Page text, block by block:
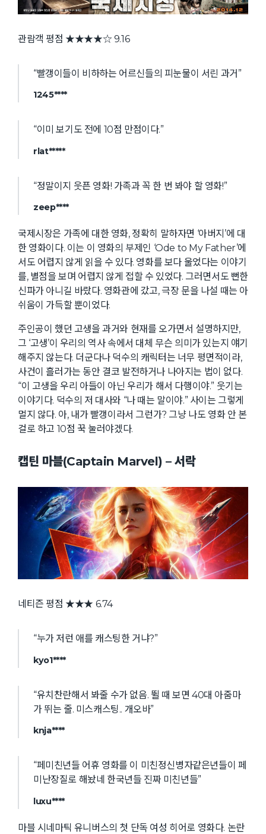
관람객 평점 ★★★★☆ 9.16
“빨갱이들이 비하하는 어르신들의 피눈물이 서린 과거”
1245****
“이미 보기도 전에 10점 만점이다.”
rlat*****
“정말이지 웃픈 영화! 가족과 꼭 한 번 봐야 할 영화!”
zeep****
국제시장은 가족에 대한 영화, 정확히 말하자면 ‘아버지’에 대
한 영화이다. 이는 이 영화의 부제인 ‘Ode to My Father’에
서도 어렵지 않게 읽을 수 있다. 영화를 보다 울었다는 이야기
를, 별점을 보며 어렵지 않게 접할 수 있었다. 그러면서도 뻔한
신파가 아니길 바랐다. 영화관에 갔고, 극장 문을 나설 때는 아
쉬움이 가득할 뿐이었다.
주인공이 했던 고생을 과거와 현재를 오가면서 설명하지만,
그 ‘고생’이 우리의 역사 속에서 대체 무슨 의미가 있는지 얘기
해주지 않는다. 더군다나 덕수의 캐릭터는 너무 평면적이라,
사건이 흘러가는 동안 결코 발전하거나 나아지는 법이 없다.
“이 고생을 우리 아들이 아닌 우리가 해서 다행이야.” 웃기는
이야기다. 덕수의 저 대사와 “나 때는 말이야.” 사이는 그렇게
멀지 않다. 아, 내가 빨갱이라서 그런가? 그냥 나도 영화 안 본
걸로 하고 10점 꾹 눌러야겠다.
캡틴 마블(Captain Marvel) – 서락
네티즌 평점 ★★★ 6.74
“누가 저런 애를 캐스팅한 거냐?”
kyo1****
“유치찬란해서 봐줄 수가 없음. 뛸 때 보면 40대 아줌마
가 뛰는 줄. 미스캐스팅.. 개오바”
knja****
“페미친년들 어휴 영화를 이 미친정신병자같은년들이 페
미난장질로 해놨네 한국년들 진짜 미친년들”
luxu****
마블 시네마틱 유니버스의 첫 단독 여성 히어로 영화다. 논란